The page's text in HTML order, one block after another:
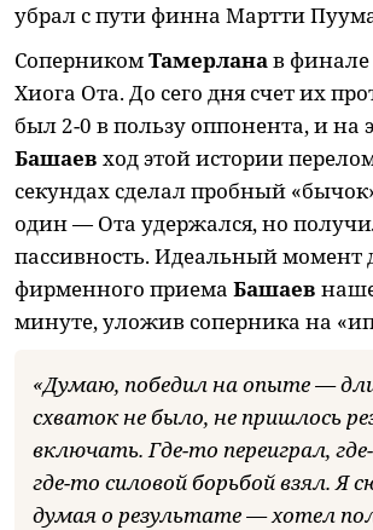
убрал с пути финна Мартти
СоперникомТамерланав финале
Хиога Ота. До сего дня счет их
был 2-0 в пользу оппонента, и на
Башаев ход этой истории
секундах сделал пробный
один — Ота удержался, но
пассивность. Идеальный момент
фирменного приема Башаев
минуте, уложив соперника на
«Думаю, победил на опыте —
схваток не было, не пришлось
включать. Где-то переиграл,
где-то силовой борьбой взял. Я
думая о результате — хотел